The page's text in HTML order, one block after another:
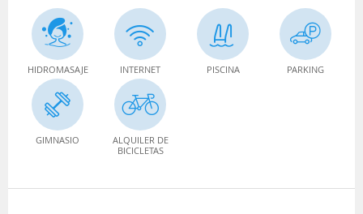
HIDROMASAJE INTERNET PISCINA PARKING
GIMNASIO
ALQUILER DE
BICICLETAS